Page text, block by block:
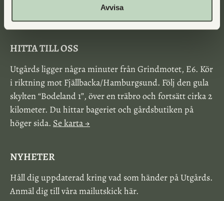
Avvisa
HITTA TILL OSS
Utgårds ligger några minuter från Grindmotet, E6. Kör
i riktning mot Fjällbacka/Hamburgsund. Följ den gula
skylten “Bodeland 1”, över en träbro och fortsätt cirka 2
kilometer. Du hittar bageriet och gårdsbutiken på
höger sida. Se karta →
NYHETER
Håll dig uppdaterad kring vad som händer på Utgårds.
Anmäl dig till våra mailutskick här.